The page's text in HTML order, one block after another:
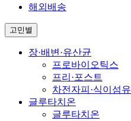
해외배송
고민별
장·배변·유산균
프로바이오틱스
프리·포스트
차전자피·식이섬유
글루타치온
글루타치온